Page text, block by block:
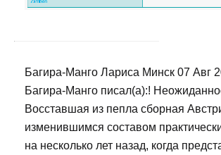
Багира-Манго Лариса Минск 07 Авг
Багира-Манго писал(а):!
Восставшая из пепла сборная
изменившимся составом
на несколько лет назад, когда